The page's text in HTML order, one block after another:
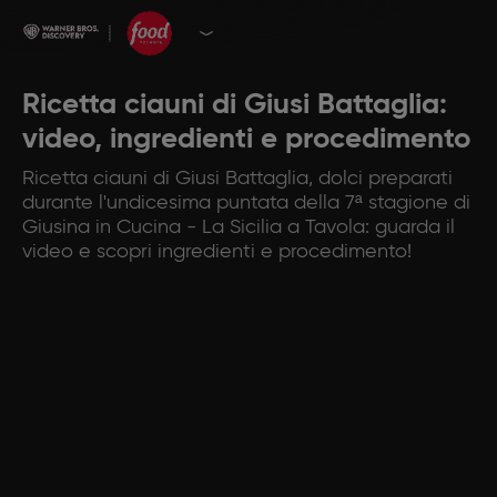
Ricetta ciauni di Giusi Battaglia:
video, ingredienti e procedimento
Ricetta ciauni di Giusi Battaglia, dolci preparati
durante l'undicesima puntata della 7ª stagione di
Giusina in Cucina - La Sicilia a Tavola: guarda il
video e scopri ingredienti e procedimento!